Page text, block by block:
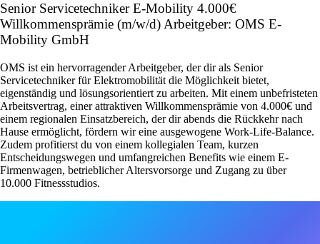
Senior Servicetechniker E-Mobility 4.000€
Willkommensprämie (m/w/d) Arbeitgeber: OMS E-
Mobility GmbH
OMS ist ein hervorragender Arbeitgeber, der dir als Senior
Servicetechniker für Elektromobilität die Möglichkeit bietet,
eigenständig und lösungsorientiert zu arbeiten. Mit einem unbefristeten
Arbeitsvertrag, einer attraktiven Willkommensprämie von 4.000€ und
einem regionalen Einsatzbereich, der dir abends die Rückkehr nach
Hause ermöglicht, fördern wir eine ausgewogene Work-Life-Balance.
Zudem profitierst du von einem kollegialen Team, kurzen
Entscheidungswegen und umfangreichen Benefits wie einem E-
Firmenwagen, betrieblicher Altersvorsorge und Zugang zu über
10.000 Fitnessstudios.